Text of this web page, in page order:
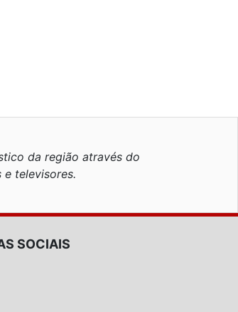
da região através do
e televisores.
SOCIAIS